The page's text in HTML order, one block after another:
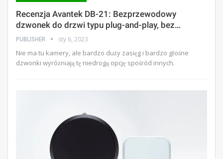
Recenzja Avantek DB-21: Bezprzewodowy
dzwonek do drzwi typu plug-and-play, bez…
PUBLISHER sty 6, 2023
Nie ma tu kamery, ale bardzo duży zasięg i bardzo głośne
dzwonki wyróżniają tę niedrogą opcję spośród innych.